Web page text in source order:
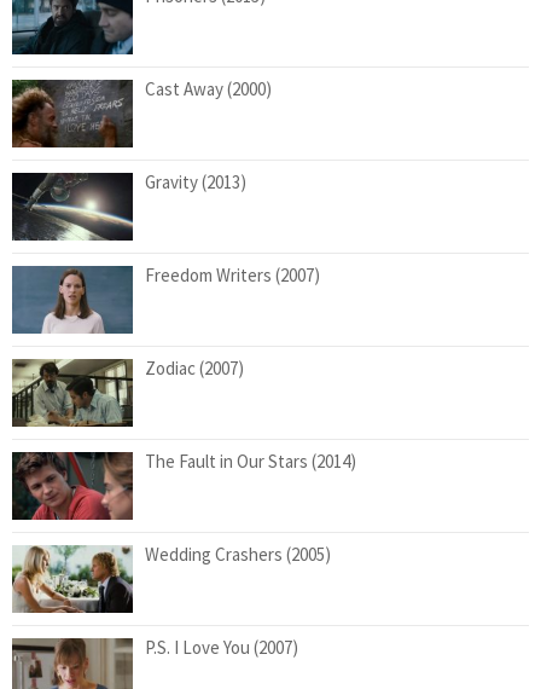
Cast Away (2000)
Gravity (2013)
Freedom Writers (2007)
Zodiac (2007)
The Fault in Our Stars (2014)
Wedding Crashers (2005)
P.S. I Love You (2007)